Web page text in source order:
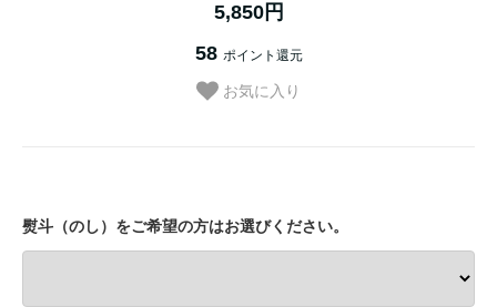
5,850円
58 ポイント還元
お気に入り
熨斗（のし）をご希望の方はお選びください。